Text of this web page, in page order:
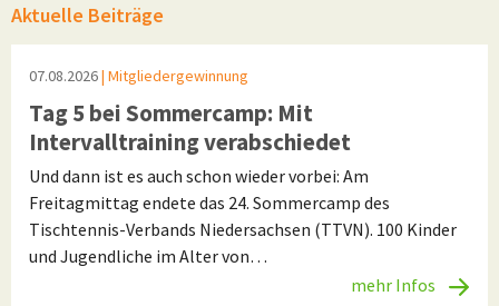
Aktuelle Beiträge
07.08.2026| Mitgliedergewinnung
Tag 5 bei Sommercamp: Mit
Intervalltraining verabschiedet
Und dann ist es auch schon wieder vorbei: Am
Freitagmittag endete das 24. Sommercamp des
Tischtennis-Verbands Niedersachsen (TTVN). 100 Kinder
und Jugendliche im Alter von…
mehr Infos